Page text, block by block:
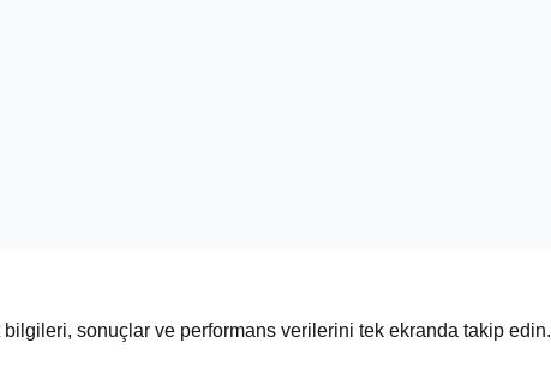
sonuçlar ve performans verilerini tek ekranda takip edin.